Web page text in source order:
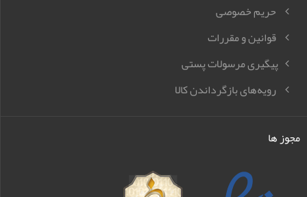
حریم خصوصی
قوانین و مقررات
پیگیری مرسولات پستی
رویه‌های بازگرداندن کالا
مجوز ها